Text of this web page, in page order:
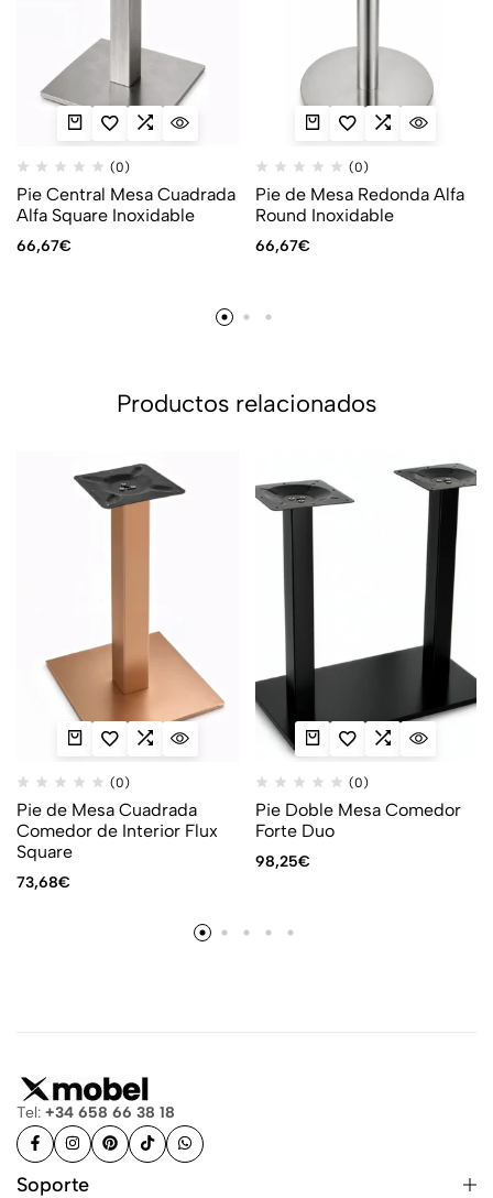
(0)
Pie Central Mesa Cuadrada
Alfa Square Inoxidable
66,67€
(0)
Pie de Mesa Redonda Alfa
Round Inoxidable
66,67€
Productos relacionados
(0)
Pie de Mesa Cuadrada
Comedor de Interior Flux
Square
73,68€
(0)
Pie Doble Mesa Comedor
Forte Duo
98,25€
Tel: +34 658 66 38 18
Soporte